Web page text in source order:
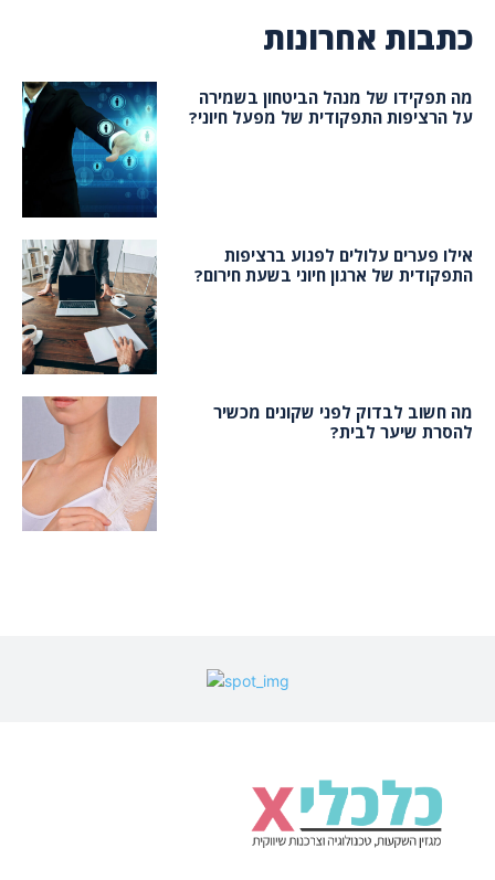
כתבות אחרונות
מה תפקידו של מנהל הביטחון בשמירה
על הרציפות התפקודית של מפעל חיוני?
אילו פערים עלולים לפגוע ברציפות
התפקודית של ארגון חיוני בשעת חירום?
מה חשוב לבדוק לפני שקונים מכשיר
להסרת שיער לבית?